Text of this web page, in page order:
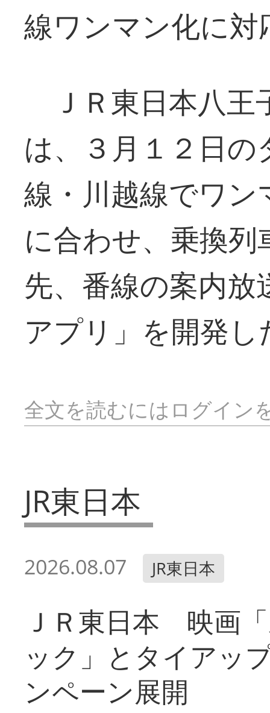
線ワンマン化に
ＪＲ東日本八王
は、３月１２日
線・川越線でワ
に合わせ、乗換
先、番線の案内
アプリ」を開発し
全文を読むにはログイン
JR東日本
2026.08.07 JR東日本
ＪＲ東日本 映画
ック」とタイアッ
ンペーン展開